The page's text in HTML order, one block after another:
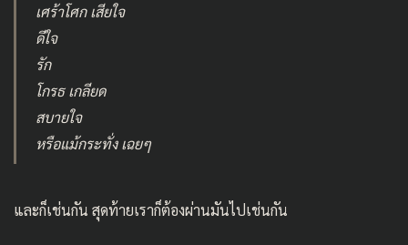
เศร้าโศก เสียใจ
ดีใจ
รัก
โกรธ เกลียด
สบายใจ
หรือแม้กระทั่ง เฉยๆ
และก็เช่นกัน สุดท้ายเราก็ต้องผ่านมันไปเช่นกัน